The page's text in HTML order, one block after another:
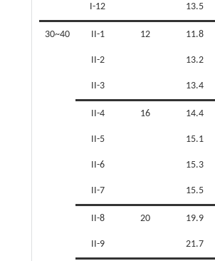
I-12 13.5
30~40 II-1 12 11.8
II-2 13.2
II-3 13.4
II-4 16 14.4
II-5 15.1
II-6 15.3
II-7 15.5
II-8 20 19.9
II-9 21.7